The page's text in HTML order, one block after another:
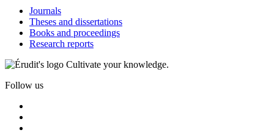
Journals
Theses and dissertations
Books and proceedings
Research reports
Cultivate your knowledge.
Follow us